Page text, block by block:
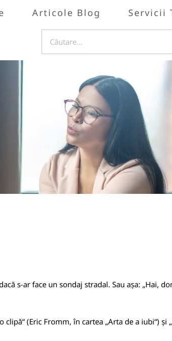
Articole Blog Servicii
s-ar face un sondaj stradal. Sau așa: „Hai,
(Eric Fromm, în cartea „Arta de a iubi“) și